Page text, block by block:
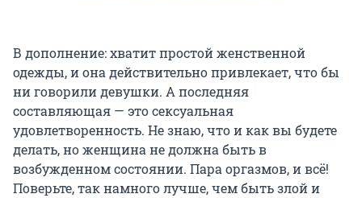
В дополнение: хватит простой женственной
одежды, и она действительно привлекает, что бы
ни говорили девушки. А последняя
составляющая — это сексуальная
удовлетворенность. Не знаю, что и как вы будете
делать, но женщина не должна быть в
возбужденном состоянии. Пара оргазмов, и всё!
Поверьте, так намного лучше, чем быть злой и